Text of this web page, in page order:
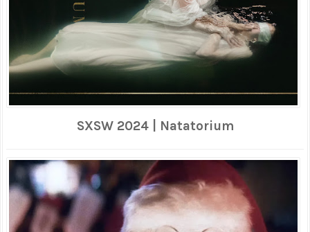
SXSW 2024 | Natatorium